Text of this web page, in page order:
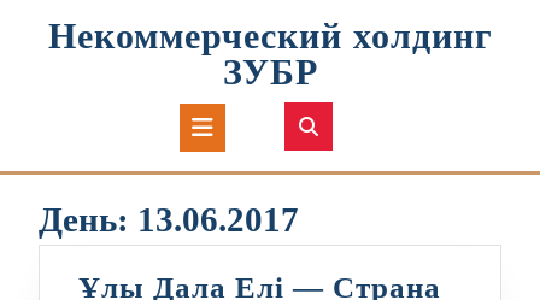
Некоммерческий холдинг
ЗУБР
Кнопка
Открыть
День: 13.06.2017
Ұлы Дала Елі — Страна